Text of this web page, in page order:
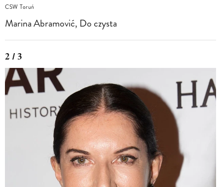
CSW Toruń
Marina Abramović, Do czysta
2 / 3